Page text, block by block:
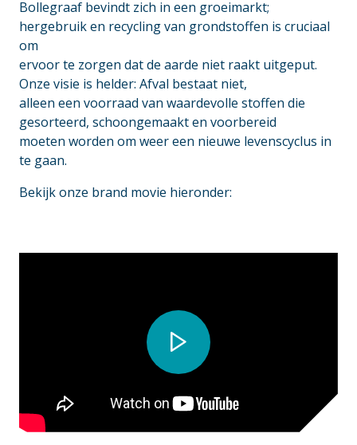
Bollegraaf bevindt zich in een groeimarkt;
hergebruik en recycling van grondstoffen is cruciaal
om
ervoor te zorgen dat de aarde niet raakt uitgeput.
Onze visie is helder: Afval bestaat niet,
alleen een voorraad van waardevolle stoffen die
gesorteerd, schoongemaakt en voorbereid
moeten worden om weer een nieuwe levenscyclus in
te gaan.
Bekijk onze brand movie hieronder: